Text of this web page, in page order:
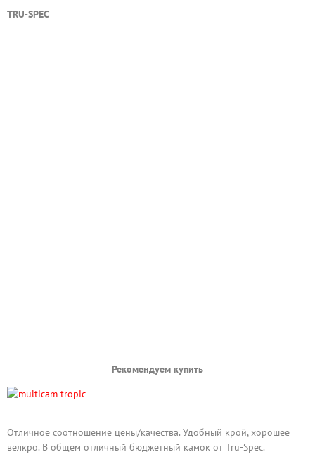
TRU-SPEC
Рекомендуем купить
Отличное соотношение цены/качества. Удобный крой, хорошее
велкро. В общем отличный бюджетный камок от Tru-Spec.